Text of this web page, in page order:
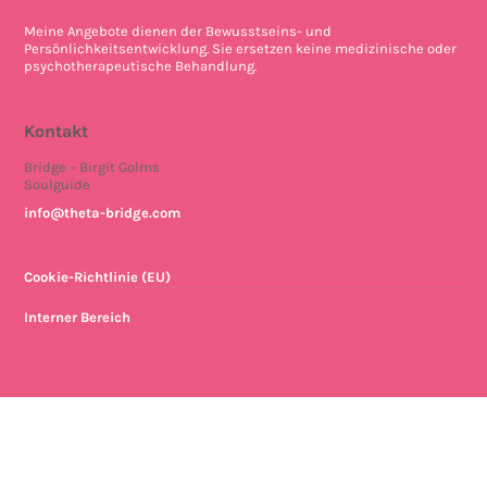
Meine Angebote dienen der Bewusstseins- und
Persönlichkeitsentwicklung. Sie ersetzen keine medizinische oder
psychotherapeutische Behandlung.
Kontakt
Bridge – Birgit Golms
Soulguide
info@theta-bridge.com
Cookie-Richtlinie (EU)
Interner Bereich